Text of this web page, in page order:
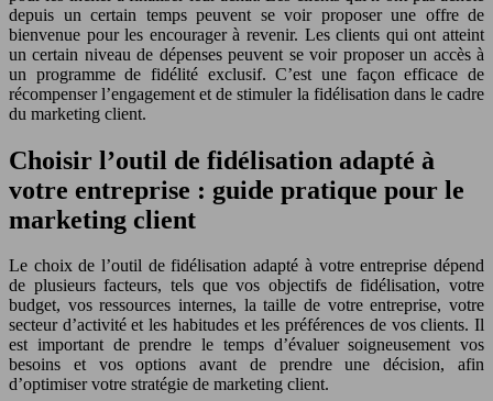
depuis un certain temps peuvent se voir proposer une offre de
bienvenue pour les encourager à revenir. Les clients qui ont atteint
un certain niveau de dépenses peuvent se voir proposer un accès à
un programme de fidélité exclusif. C’est une façon efficace de
récompenser l’engagement et de stimuler la fidélisation dans le cadre
du marketing client.
Choisir l’outil de fidélisation adapté à
votre entreprise : guide pratique pour le
marketing client
Le choix de l’outil de fidélisation adapté à votre entreprise dépend
de plusieurs facteurs, tels que vos objectifs de fidélisation, votre
budget, vos ressources internes, la taille de votre entreprise, votre
secteur d’activité et les habitudes et les préférences de vos clients. Il
est important de prendre le temps d’évaluer soigneusement vos
besoins et vos options avant de prendre une décision, afin
d’optimiser votre stratégie de marketing client.